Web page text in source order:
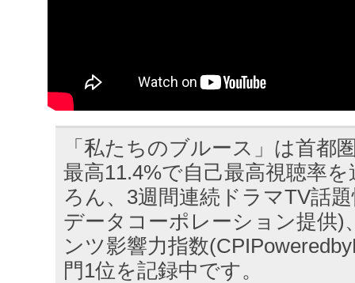
「私たちのブルース」は首都
最高11.4%で自己最高視聴率
ろん、3週間連続ドラマTV話
データコーポレーション提供)
ンツ影響力指数
門1位を記録中です。